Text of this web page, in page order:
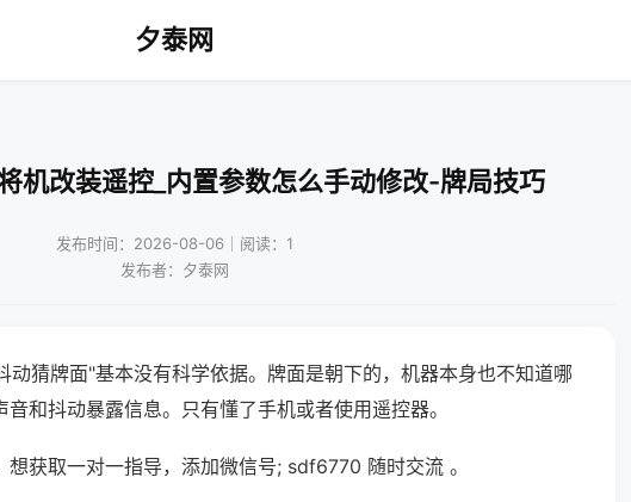
夕泰网
机改装遥控_内置参数怎么手动修改-牌局技巧
发布时间：2026-08-06｜阅读：1
发布者：夕泰网
动猜牌面"基本没有科学依据。牌面是朝下的，机器本身也不知道哪
和抖动暴露信息。只有懂了手机或者使用遥控器。
获取一对一指导，添加微信号; sdf6770 随时交流 。